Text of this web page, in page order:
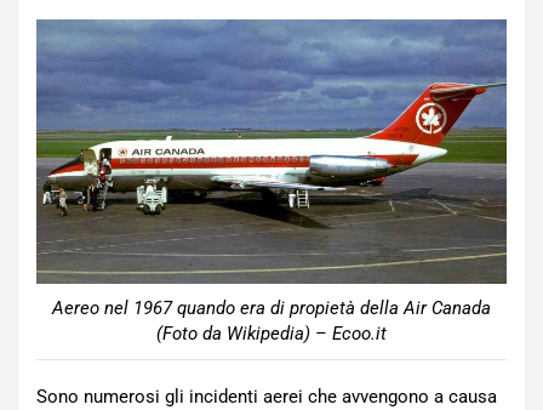
Aereo nel 1967 quando era di propietà della Air Canada
(Foto da Wikipedia) – Ecoo.it
Sono numerosi gli incidenti aerei che avvengono a causa